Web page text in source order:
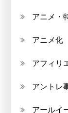
アニメ・
アニメ化
アフィリ
アントレ
アールイ